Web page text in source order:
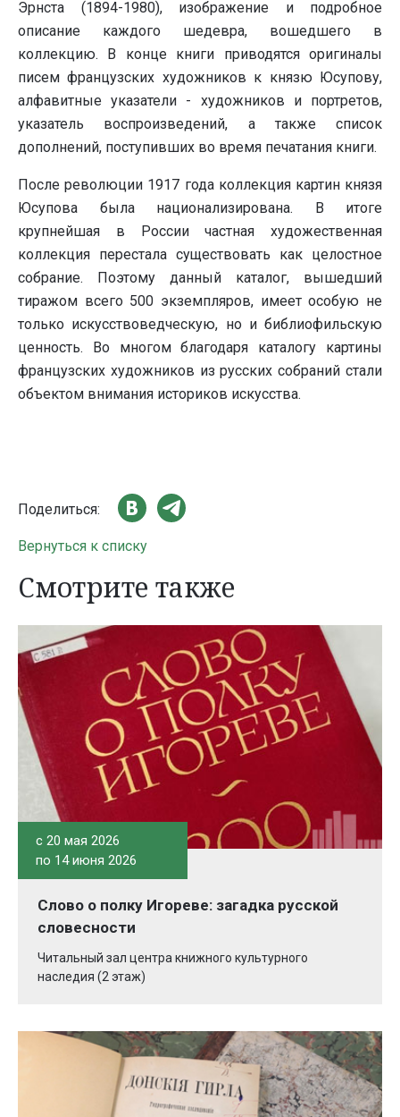
Эрнста (1894-1980), изображение и подробное
описание каждого шедевра, вошедшего в
коллекцию. В конце книги приводятся оригиналы
писем французских художников к князю Юсупову,
алфавитные указатели - художников и портретов,
указатель воспроизведений, а также список
дополнений, поступивших во время печатания книги.
После революции 1917 года коллекция картин князя
Юсупова была национализирована. В итоге
крупнейшая в России частная художественная
коллекция перестала существовать как целостное
собрание. Поэтому данный каталог, вышедший
тиражом всего 500 экземпляров, имеет особую не
только искусствоведческую, но и библиофильскую
ценность. Во многом благодаря каталогу картины
французских художников из русских собраний стали
объектом внимания историков искусства.
Поделиться:
Вернуться к списку
Смотрите также
c 20 мая 2026
по 14 июня 2026
Слово о полку Игореве: загадка русской
словесности
Читальный зал центра книжного культурного
наследия (2 этаж)